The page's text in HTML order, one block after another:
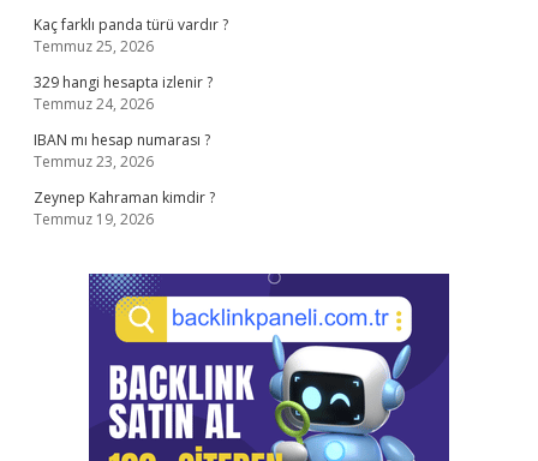
Kaç farklı panda türü vardır ?
Temmuz 25, 2026
329 hangi hesapta izlenir ?
Temmuz 24, 2026
IBAN mı hesap numarası ?
Temmuz 23, 2026
Zeynep Kahraman kimdir ?
Temmuz 19, 2026